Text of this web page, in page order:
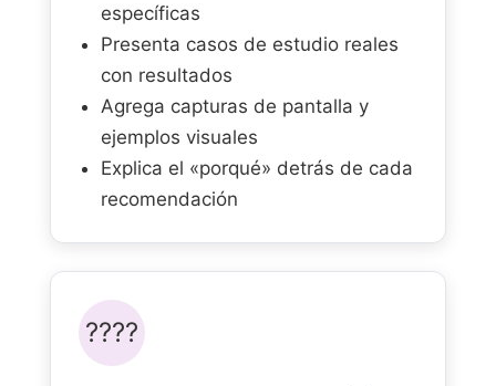
específicas
Presenta casos de estudio reales
con resultados
Agrega capturas de pantalla y
ejemplos visuales
Explica el «porqué» detrás de cada
recomendación
????